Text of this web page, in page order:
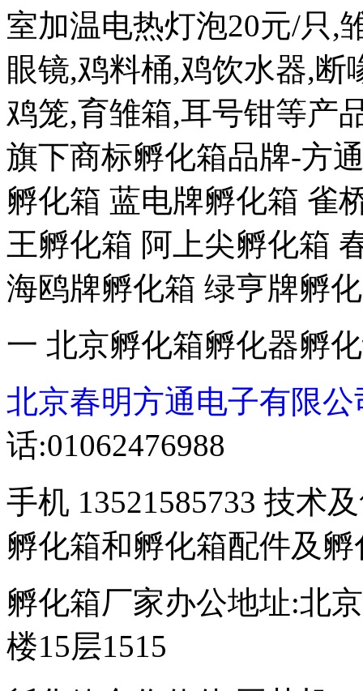
室加温电热灯泡20元/只,
眼镜,鸡料桶,鸡饮水器,
鸡笼,育雏箱,耳号钳等产
旗下商标孵化箱品牌-方
孵化箱 蓝电牌孵化箱 雀
王孵化箱 阿上尖孵化箱
海鸥牌孵化箱 绿亨牌孵
一 北京孵化箱孵化器孵
北京春明方通电子有限公
话:01062476988
手机 13521585733 技术
孵化箱和孵化箱配件及
孵化箱厂家办公地址:北
楼15层1515